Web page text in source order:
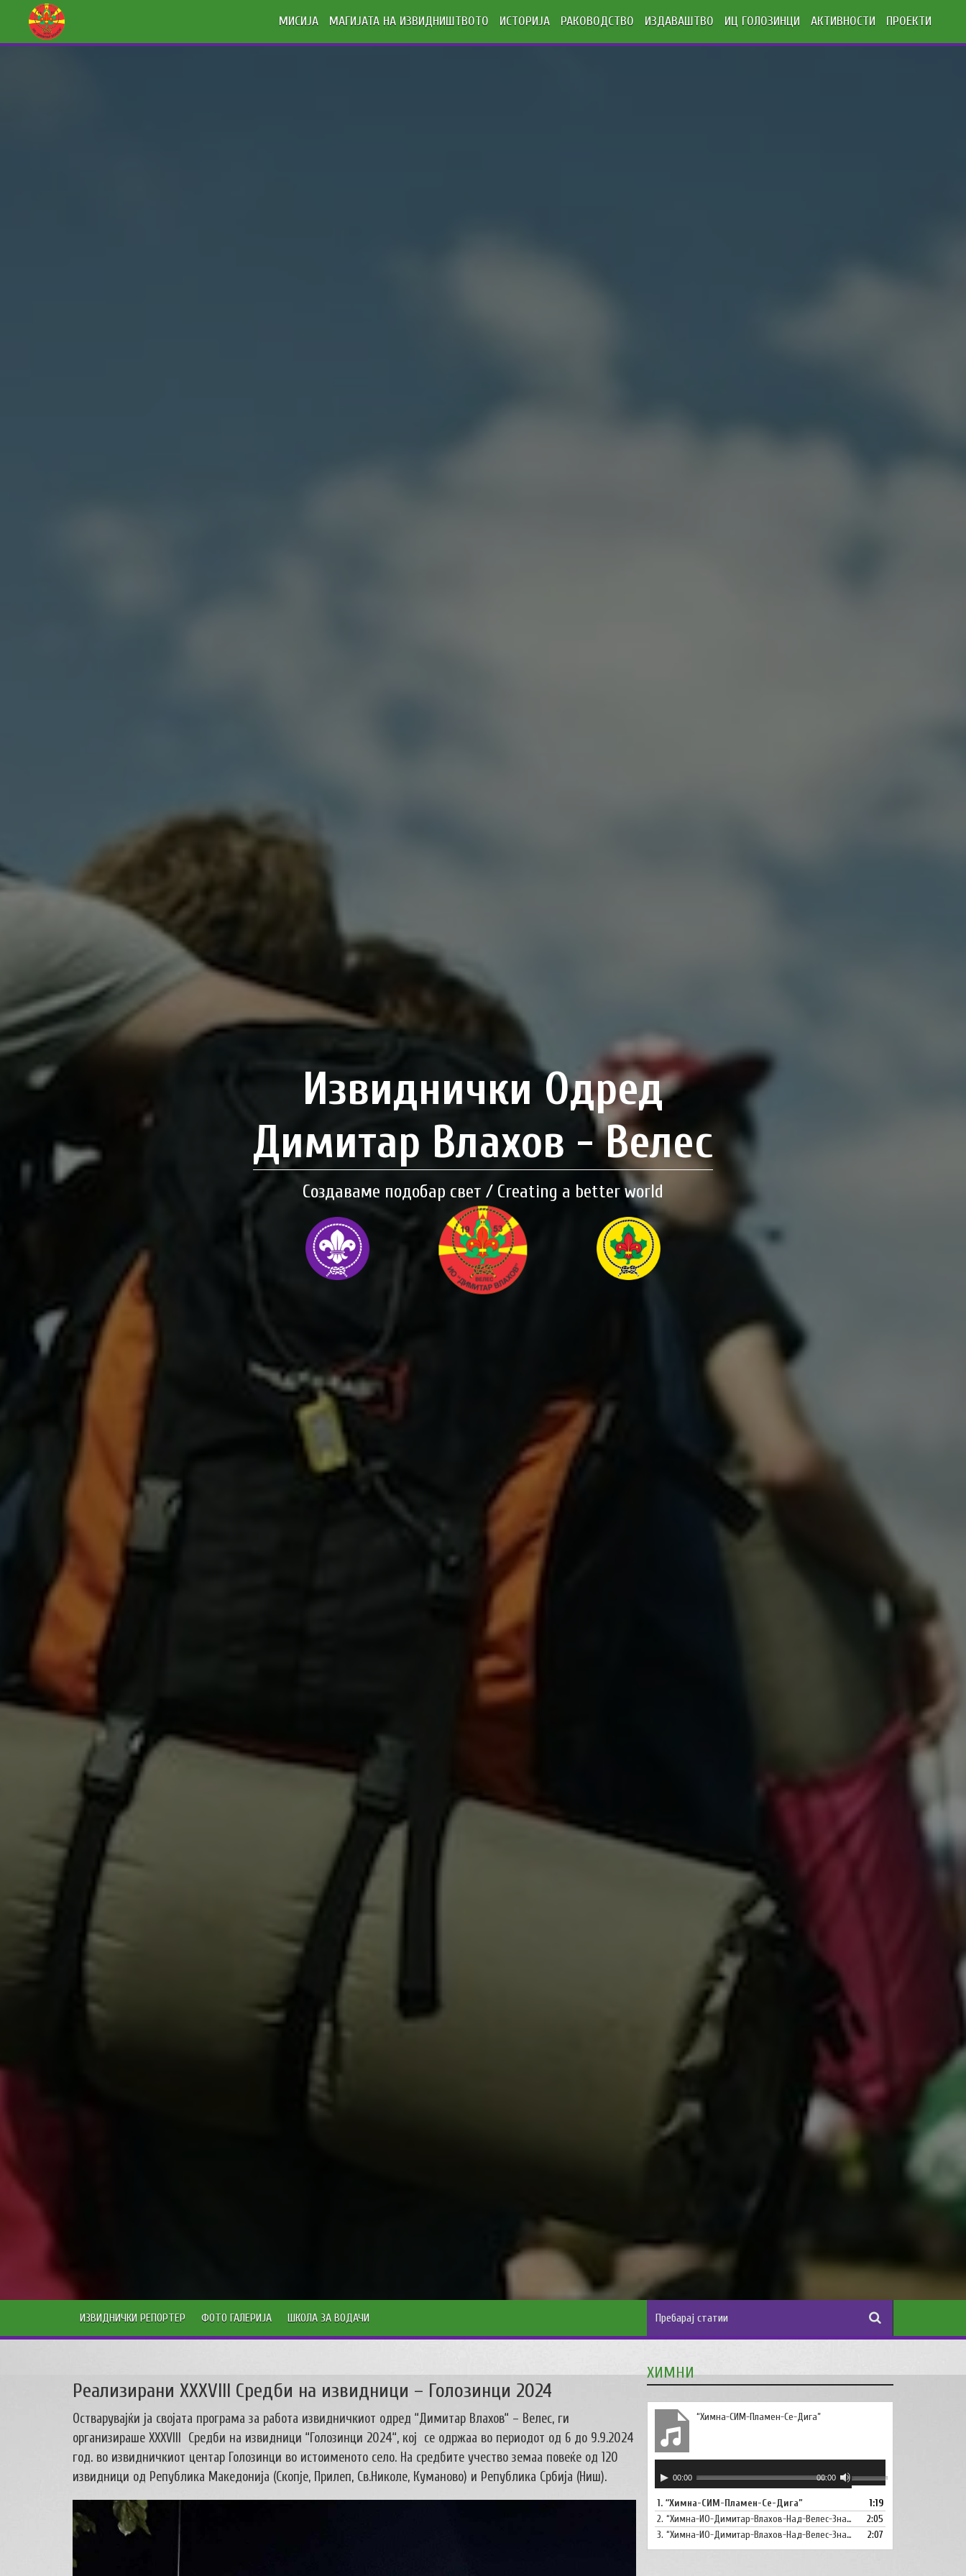
МИСИЈА МАГИЈАТА НА ИЗВИДНИШТВОТО ИСТОРИЈА РАКОВОДСТВО ИЗДАВАШТВО ИЦ ГОЛОЗИНЦИ АКТИВНОСТИ ПРОЕКТИ
Извиднички Одред
Димитар Влахов - Велес
Создаваме подобар свет / Creating a better world
ИЗВИДНИЧКИ РЕПОРТЕР ФОТО ГАЛЕРИЈА ШКОЛА ЗА ВОДАЧИ
Реализирани XXXVIII Средби на извидници – Голозинци 2024
Остварувајќи ја својата програма за работа извидничкиот одред “Димитар Влахов“ – Велес, ги
организираше XXXVIII Средби на извидници “Голозинци 2024“, кој се одржаа во периодот од 6 до 9.9.2024
год. во извидничкиот центар Голозинци во истоименото село. На средбите учество земаа повеќе од 120
извидници од Република Македонија (Скопје, Прилеп, Св.Николе, Куманово) и Република Србија (Ниш).
ХИМНИ
“Химна-СИМ-Пламен-Се-Дига”
плејер00:00 00:00
ги
копшињата
Горна
стрела/
Долна
1.“Химна-СИМ-Пламен-Се-Дига”
1:19
2.“Химна-ИО-Димитар-Влахов-Над-Велес-Знаме-Се-Вее”
2:05
3.“Химна-ИО-Димитар-Влахов-Над-Велес-Знаме-Се-Вее-Инструментал” 2:07